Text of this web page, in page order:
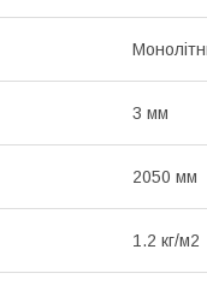
3 мм
2050 мм
1.2 кг/м2